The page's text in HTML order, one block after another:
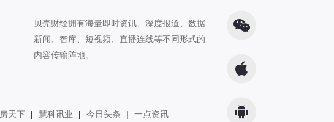
贝壳财经拥有海量即时资讯、深度报道、数据
新闻、智库、短视频、直播连线等不同形式的
内容传输阵地。
房天下 | 慧科讯业 | 今日头条 | 一点资讯